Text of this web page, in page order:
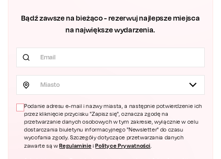
Bądź zawsze na bieżąco - rezerwuj najlepsze miejsca
na największe wydarzenia.
Miasto
Podanie adresu e-mail i nazwy miasta, a następnie potwierdzenie ich
przez kliknięcie przycisku "Zapisz się", oznacza zgodę na
przetwarzanie danych osobowych w tym zakresie, wyłącznie w celu
dostarczania biuletynu informacyjnego "Newsletter" do czasu
wycofania zgody. Szczegóły dotyczące przetwarzania danych
zawarte są wRegulaminie iPolityce Prywatności.